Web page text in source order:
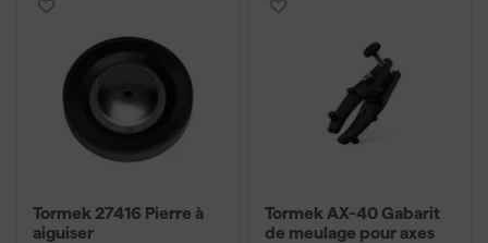
Tormek 27416 Pierre à
aiguiser
Tormek AX-40 Gabarit
de meulage pour axes